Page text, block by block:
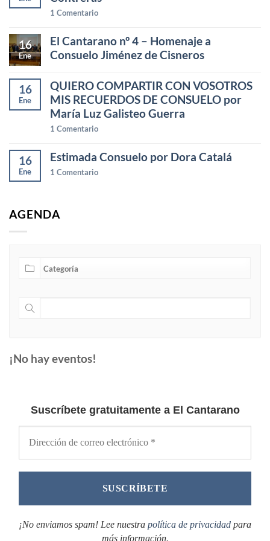
1 Comentario
16
Ene
El Cantarano nº 4 – Homenaje a
Consuelo Jiménez de Cisneros
16
Ene
QUIERO COMPARTIR CON VOSOTROS
MIS RECUERDOS DE CONSUELO por
María Luz Galisteo Guerra
1 Comentario
16
Ene
Estimada Consuelo por Dora Catalá
1 Comentario
AGENDA
¡No hay eventos!
Suscríbete gratuitamente a El Cantarano
¡No enviamos spam! Lee nuestra política de privacidad para
más información.